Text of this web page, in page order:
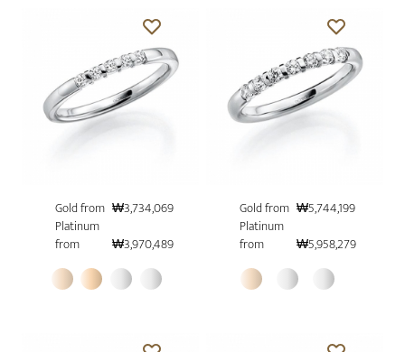
Gold from ₩3,734,069
Platinum
from
₩3,970,489
Gold from ₩5,744,199
Platinum
from
₩5,958,279